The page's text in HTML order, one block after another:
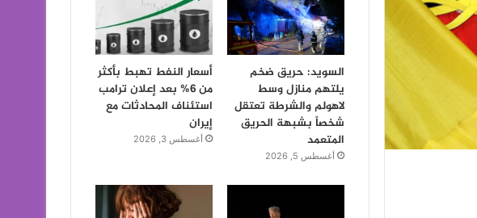
السويد: حريق ضخم
يلتهم منازل وسط
لاهولم والشرطة تعتقل
شخصاً بشبهة الحريق
المتعمد
أغسطس 5, 2026
أسعار النفط تهبط بأكثر
من 6% بعد إعلان ترامب
استئناف المحادثات مع
إيران
أغسطس 3, 2026